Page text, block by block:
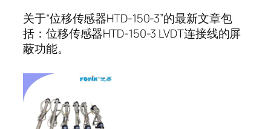
关于“位移传感器HTD-150-3”的最新文章包
括：位移传感器HTD-150-3 LVDT连接线的屏
蔽功能。